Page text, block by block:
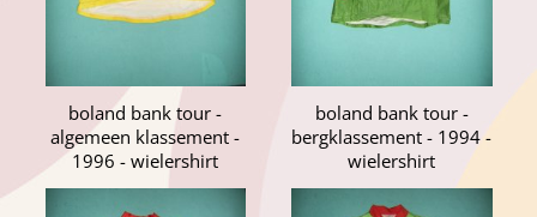
boland bank tour -
algemeen klassement -
1996 - wielershirt
boland bank tour -
bergklassement - 1994 -
wielershirt